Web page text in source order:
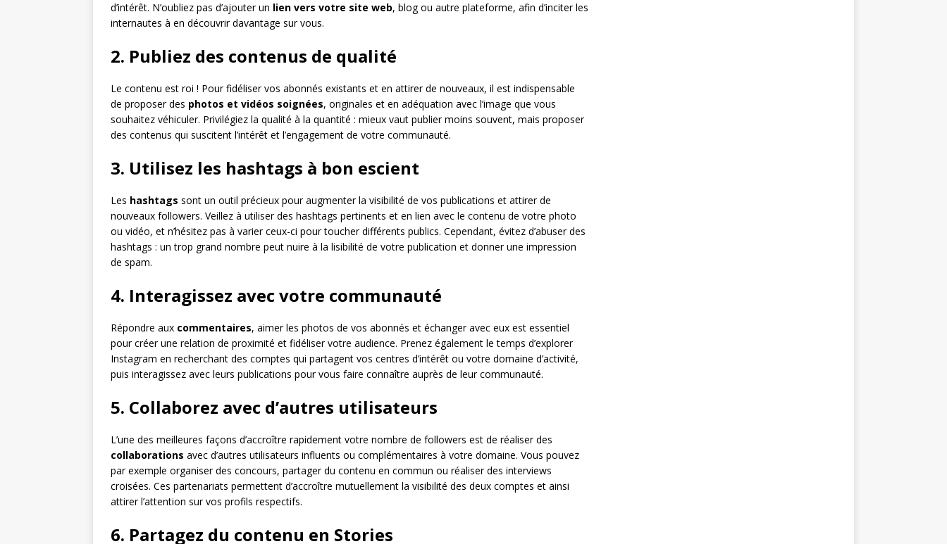
d’intérêt. N’oubliez pas d’ajouter un lien vers votre site web, blog ou autre plateforme, afin d’inciter les
internautes à en découvrir davantage sur vous.
2. Publiez des contenus de qualité
Le contenu est roi ! Pour fidéliser vos abonnés existants et en attirer de nouveaux, il est indispensable
de proposer des photos et vidéos soignées, originales et en adéquation avec l’image que vous
souhaitez véhiculer. Privilégiez la qualité à la quantité : mieux vaut publier moins souvent, mais proposer
des contenus qui suscitent l’intérêt et l’engagement de votre communauté.
3. Utilisez les hashtags à bon escient
Les hashtags sont un outil précieux pour augmenter la visibilité de vos publications et attirer de
nouveaux followers. Veillez à utiliser des hashtags pertinents et en lien avec le contenu de votre photo
ou vidéo, et n’hésitez pas à varier ceux-ci pour toucher différents publics. Cependant, évitez d’abuser des
hashtags : un trop grand nombre peut nuire à la lisibilité de votre publication et donner une impression
de spam.
4. Interagissez avec votre communauté
Répondre aux commentaires, aimer les photos de vos abonnés et échanger avec eux est essentiel
pour créer une relation de proximité et fidéliser votre audience. Prenez également le temps d’explorer
Instagram en recherchant des comptes qui partagent vos centres d’intérêt ou votre domaine d’activité,
puis interagissez avec leurs publications pour vous faire connaître auprès de leur communauté.
5. Collaborez avec d’autres utilisateurs
L’une des meilleures façons d’accroître rapidement votre nombre de followers est de réaliser des
collaborations avec d’autres utilisateurs influents ou complémentaires à votre domaine. Vous pouvez
par exemple organiser des concours, partager du contenu en commun ou réaliser des interviews
croisées. Ces partenariats permettent d’accroître mutuellement la visibilité des deux comptes et ainsi
attirer l’attention sur vos profils respectifs.
6. Partagez du contenu en Stories